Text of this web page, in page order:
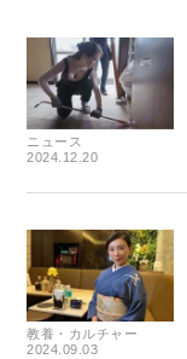
ニュース
2024.12.20
教養・カルチャー
2024.09.03